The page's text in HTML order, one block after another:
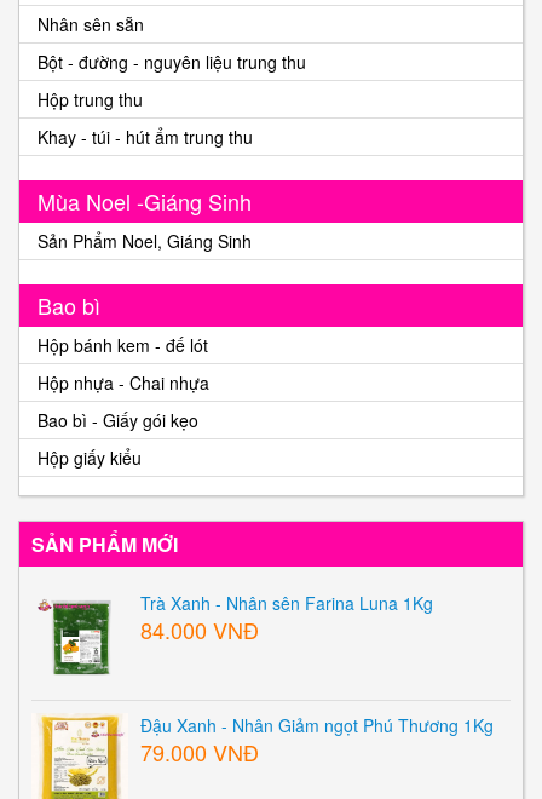
Nhân sên sẵn
Bột - đường - nguyên liệu trung thu
Hộp trung thu
Khay - túi - hút ẩm trung thu
Mùa Noel -Giáng Sinh
Sản Phẩm Noel, Giáng Sinh
Bao bì
Hộp bánh kem - đế lót
Hộp nhựa - Chai nhựa
Bao bì - Giấy gói kẹo
Hộp giấy kiểu
SẢN PHẨM MỚI
Trà Xanh - Nhân sên Farina Luna 1Kg
84.000 VNĐ
Đậu Xanh - Nhân Giảm ngọt Phú Thương 1Kg
79.000 VNĐ